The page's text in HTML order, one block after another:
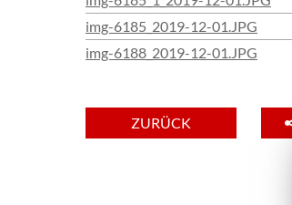
img-6185_2019-12-01.JPG
img-6188_2019-12-01.JPG
ZURÜCK